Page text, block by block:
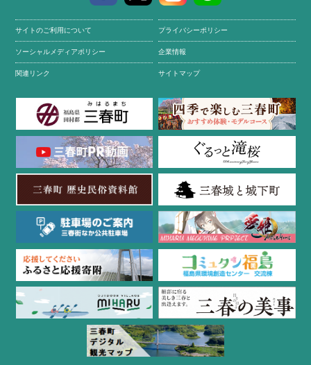
サイトのご利用について プライバシーポリシー
ソーシャルメディアポリシー 企業情報
関連リンク サイトマップ